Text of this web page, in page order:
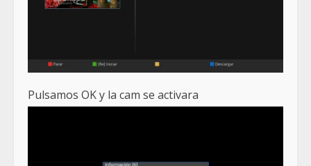
Pulsamos OK y la cam se activara